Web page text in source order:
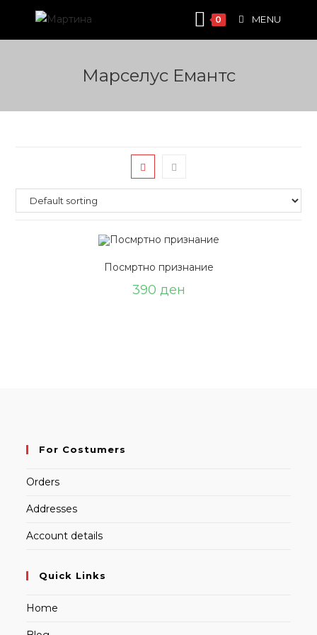
content
0 MENU
Марселус Емантс
Посмртно признание
390 ден
For Costumers
Orders
Addresses
Account details
Quick Links
Home